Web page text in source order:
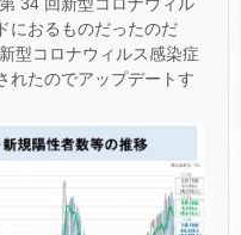
34 回新型コロナウィル
におるものだったのだ
型コロナウィルス感染症
れたのでアップデートす